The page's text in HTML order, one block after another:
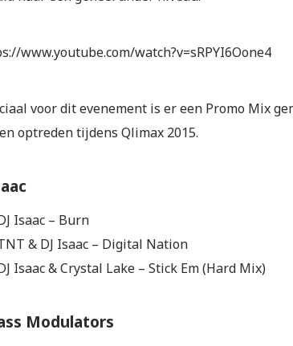
www.youtube.com/watch?v=sRPYI6Oone4
voor dit evenement is er een Promo Mix
optreden tijdens Qlimax 2015.
Isaac – Burn
& DJ Isaac – Digital Nation
Isaac & Crystal Lake – Stick Em (Hard Mix)
Modulators